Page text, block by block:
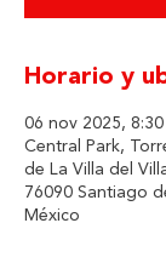
Horario y
06 nov 2025, 8:30
Central Park,
de La Villa del
76090 Santiago
México